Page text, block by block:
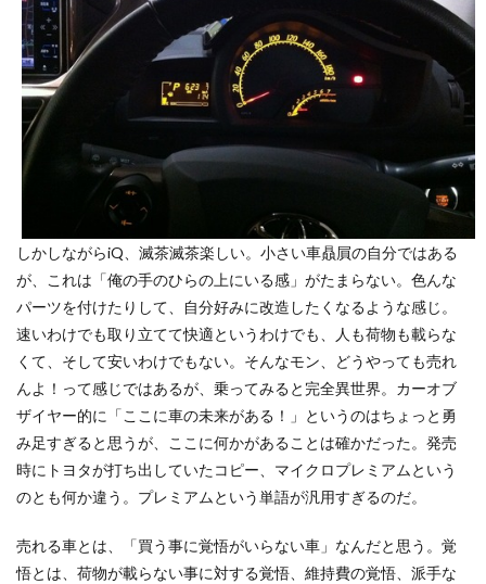
しかしながらiQ、滅茶滅茶楽しい。小さい車贔屓の自分ではある
が、これは「俺の手のひらの上にいる感」がたまらない。色んな
パーツを付けたりして、自分好みに改造したくなるような感じ。
速いわけでも取り立てて快適というわけでも、人も荷物も載らな
くて、そして安いわけでもない。そんなモン、どうやっても売れ
んよ！って感じではあるが、乗ってみると完全異世界。カーオブ
ザイヤー的に「ここに車の未来がある！」というのはちょっと勇
み足すぎると思うが、ここに何かがあることは確かだった。発売
時にトヨタが打ち出していたコピー、マイクロプレミアムという
のとも何か違う。プレミアムという単語が汎用すぎるのだ。
売れる車とは、「買う事に覚悟がいらない車」なんだと思う。覚
悟とは、荷物が載らない事に対する覚悟、維持費の覚悟、派手な